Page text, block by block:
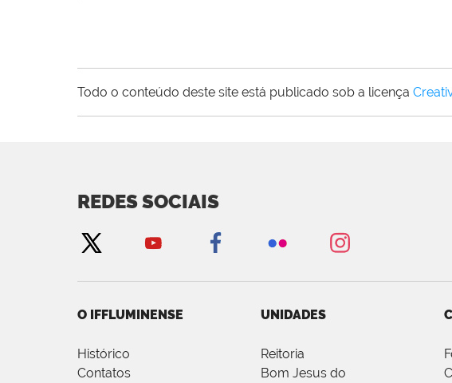
Todo o conteúdo deste site está publicado sob a licença
REDES SOCIAIS
O IFFLUMINENSE
Histórico
Contatos
UNIDADES
Reitoria
Bom Jesus do